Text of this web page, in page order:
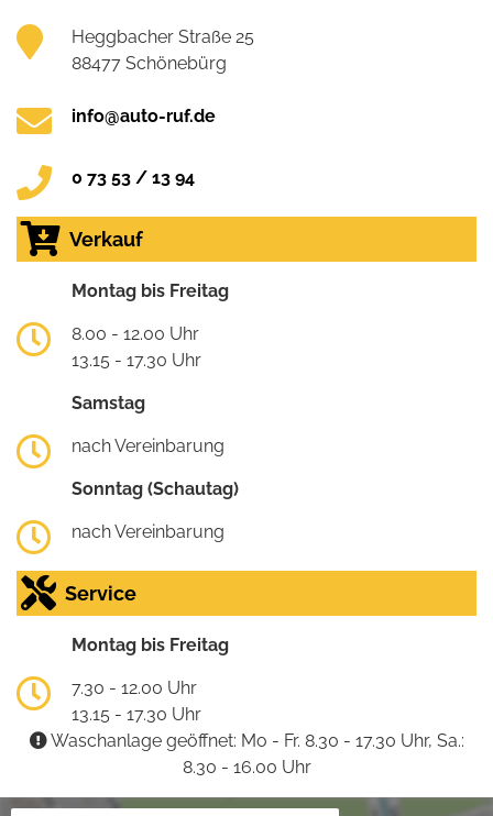
Heggbacher Straße 25
88477 Schönebürg
info@auto-ruf.de
0 73 53 / 13 94
Verkauf
Montag bis Freitag
8.00 - 12.00 Uhr
13.15 - 17.30 Uhr
Samstag
nach Vereinbarung
Sonntag (Schautag)
nach Vereinbarung
Service
Montag bis Freitag
7.30 - 12.00 Uhr
13.15 - 17.30 Uhr
Waschanlage geöffnet: Mo - Fr. 8.30 - 17.30 Uhr, Sa.:
8.30 - 16.00 Uhr